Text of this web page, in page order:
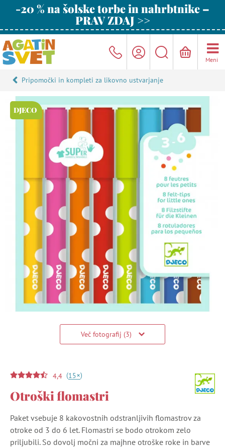
-20 % na šolske torbe in nahrbtnike –
PRAV ZDAJ >>
Meni
Pripomočki in kompleti za likovno ustvarjanje
DJECO
Več fotografij (3)
4,4 (15+)
Otroški flomastri
Paket vsebuje 8 kakovostnih odstranljivih flomastrov za
otroke od 3 do 6 let. Flomastri se bodo otrokom zelo
priljubili. So dovolj močni za majhne otroške roke in barve